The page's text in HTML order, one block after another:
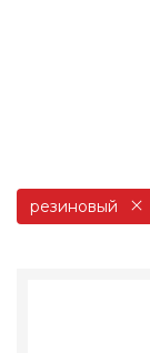
резиновый